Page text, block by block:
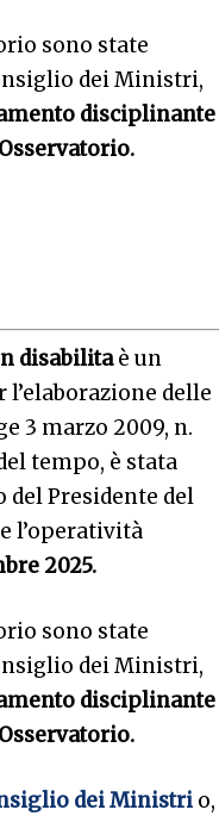
sono state
dei Ministri,
disciplinante
disabilitaè un
delle
3 marzo 2009, n.
tempo, è stata
Presidente del
l’operatività
2025.
sono state
dei Ministri,
disciplinante
dei Ministri o,